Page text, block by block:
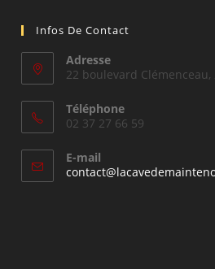
Infos De Contact
Adresse
22 boulevard
Téléphone
02 37 27 66 59
E-mail